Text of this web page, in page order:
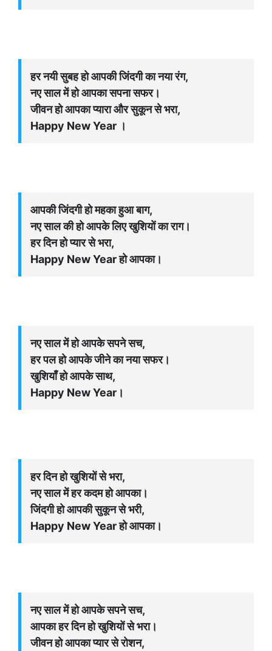
हर नयी सुबह हो आपकी जिंदगी का नया रंग,
नए साल में हो आपका सपना सफर।
जीवन हो आपका प्यारा और सुकून से भरा,
Happy New Year ।
आपकी जिंदगी हो महका हुआ बाग,
नए साल की हो आपके लिए खुशियों का राग।
हर दिन हो प्यार से भरा,
Happy New Year हो आपका।
नए साल में हो आपके सपने सच,
हर पल हो आपके जीने का नया सफर।
खुशियाँ हो आपके साथ,
Happy New Year।
हर दिन हो खुशियों से भरा,
नए साल में हर कदम हो आपका।
जिंदगी हो आपकी सुकून से भरी,
Happy New Year हो आपका।
नए साल में हो आपके सपने सच,
आपका हर दिन हो खुशियों से भरा।
जीवन हो आपका प्यार से रोशन,